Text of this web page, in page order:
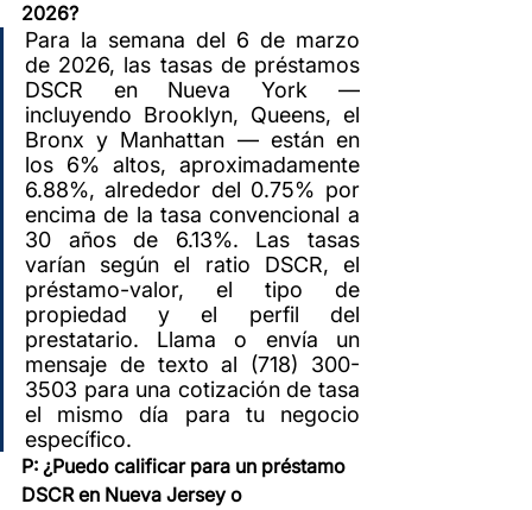
2026?
Para la semana del 6 de marzo
de 2026, las tasas de préstamos
DSCR en Nueva York —
incluyendo Brooklyn, Queens, el
Bronx y Manhattan — están en
los 6% altos, aproximadamente
6.88%, alrededor del 0.75% por
encima de la tasa convencional a
30 años de 6.13%. Las tasas
varían según el ratio DSCR, el
préstamo-valor, el tipo de
propiedad y el perfil del
prestatario. Llama o envía un
mensaje de texto al (718) 300-
3503 para una cotización de tasa
el mismo día para tu negocio
específico.
P: ¿Puedo calificar para un préstamo
DSCR en Nueva Jersey o